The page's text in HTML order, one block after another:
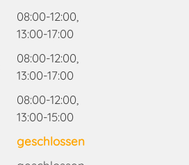
08:00-12:00,
13:00-17:00
08:00-12:00,
13:00-17:00
08:00-12:00,
13:00-15:00
geschlossen